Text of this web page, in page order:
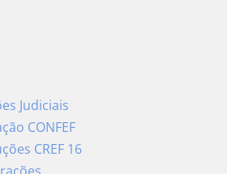
Judiciais
CONFEF
CREF 16